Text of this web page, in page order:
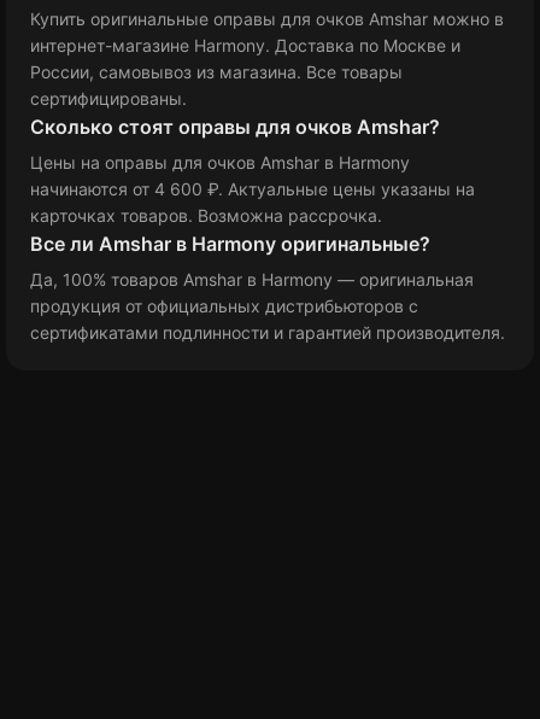
Купить оригинальные оправы для очков Amshar можно в
интернет-магазине Harmony. Доставка по Москве и
России, самовывоз из магазина. Все товары
сертифицированы.
Сколько стоят оправы для очков Amshar?
Цены на оправы для очков Amshar в Harmony
начинаются от 4 600 ₽. Актуальные цены указаны на
карточках товаров. Возможна рассрочка.
Все ли Amshar в Harmony оригинальные?
Да, 100% товаров Amshar в Harmony — оригинальная
продукция от официальных дистрибьюторов с
сертификатами подлинности и гарантией производителя.